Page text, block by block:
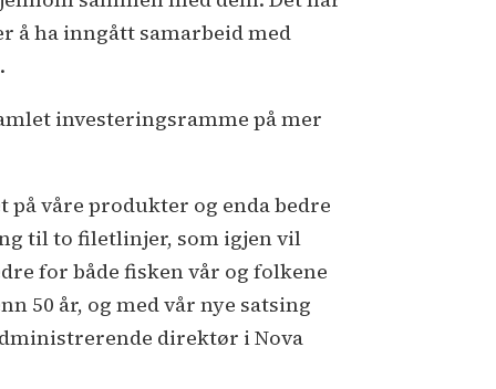
å ha inngått samarbeid med
investeringsramme på mer
våre produkter og enda bedre
til to filetlinjer, som igjen vil
for både fisken vår og folkene
50 år, og med vår nye satsing
direktør i Nova